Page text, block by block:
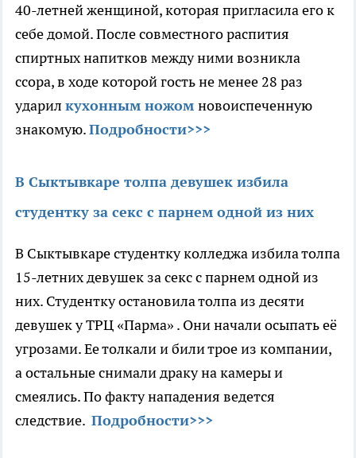
40-летней женщиной, которая пригласила его к
себе домой. После совместного распития
спиртных напитков между ними возникла
ссора, в ходе которой гость не менее 28 раз
ударил кухонным ножом новоиспеченную
знакомую.Подробности>>>
В Сыктывкаре толпа девушек избила
студентку за секс с парнем одной из них
В Сыктывкаре студентку колледжа избила толпа
15-летних девушек за секс с парнем одной из
них. Студентку остановила толпа из десяти
девушек у ТРЦ «Парма» . Они начали осыпать её
угрозами. Ее толкали и били трое из компании,
а остальные снимали драку на камеры и
смеялись. По факту нападения ведется
следствие. Подробности>>>